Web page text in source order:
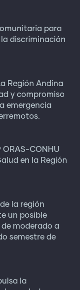
para
discriminación
Región Andina
y compromiso
emergencia
CONHU
en la Región
la región
un posible
moderado a
semestre de
la